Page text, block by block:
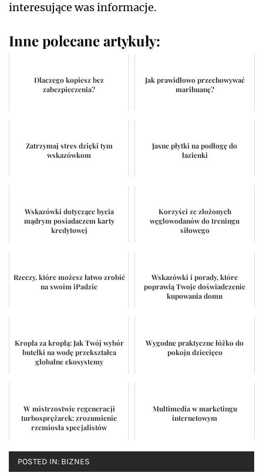
interesujące was informacje.
Inne polecane artykuły:
Dlaczego kopiesz bez
zabezpieczenia?
Jak prawidłowo przechowywać
marihuanę?
Zatrzymaj stres dzięki tym
wskazówkom
Jasne płytki na podłogę do
łazienki
Wskazówki dotyczące bycia
mądrym posiadaczem karty
kredytowej
Korzyści ze złożonych
węglowodanów do treningu
siłowego
Rzeczy, które możesz łatwo zrobić
na swoim iPadzie
Wskazówki i porady, które
poprawią Twoje doświadczenie
kupowania domu
Kropla za kroplą: Jak Twój wybór
butelki na wodę przekształca
globalne ekosystemy
Wygodne praktyczne łóżko do
pokoju dziecięco
W mistrzostwie regeneracji
turbosprężarek: zrozumienie
rzemiosła specjalistów
Multimedia w marketingu
internetowym
POSTED IN: BIZNES